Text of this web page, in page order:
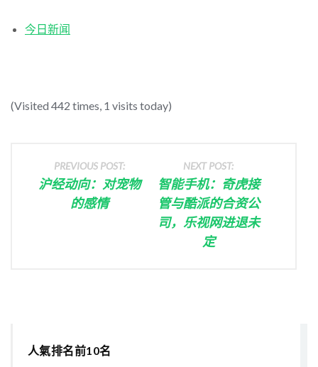
今日新闻
(Visited 442 times, 1 visits today)
PREVIOUS POST:
沪经动向：对宠物
的感情
NEXT POST:
智能手机：奇虎接
管与酷派的合资公
司，乐视网进退未
定
人氣排名前10名